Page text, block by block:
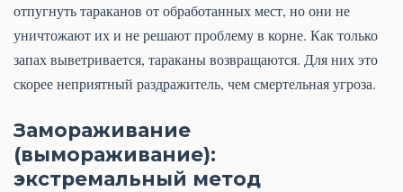
отпугнуть тараканов от обработанных мест, но они не
уничтожают их и не решают проблему в корне. Как только
запах выветривается, тараканы возвращаются. Для них это
скорее неприятный раздражитель, чем смертельная угроза.
Замораживание
(вымораживание):
экстремальный метод